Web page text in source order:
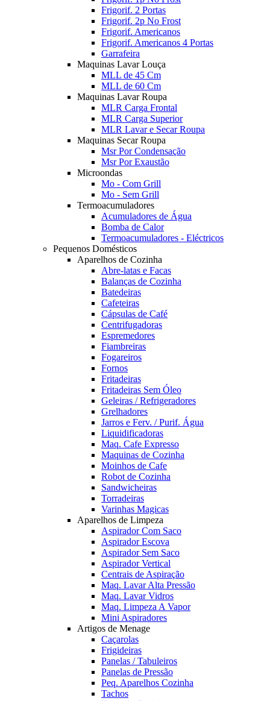
Frigorif. 2 Portas
Frigorif. 2p No Frost
Frigorif. Americanos
Frigorif. Americanos 4 Portas
Garrafeira
Maquinas Lavar Louça
MLL de 45 Cm
MLL de 60 Cm
Maquinas Lavar Roupa
MLR Carga Frontal
MLR Carga Superior
MLR Lavar e Secar Roupa
Maquinas Secar Roupa
Msr Por Condensação
Msr Por Exaustão
Microondas
Mo - Com Grill
Mo - Sem Grill
Termoacumuladores
Acumuladores de Água
Bomba de Calor
Termoacumuladores - Eléctricos
Pequenos Domésticos
Aparelhos de Cozinha
Abre-latas e Facas
Balanças de Cozinha
Batedeiras
Cafeteiras
Cápsulas de Café
Centrifugadoras
Espremedores
Fiambreiras
Fogareiros
Fornos
Fritadeiras
Fritadeiras Sem Óleo
Geleiras / Refrigeradores
Grelhadores
Jarros e Ferv. / Purif. Água
Liquidificadoras
Maq. Cafe Expresso
Maquinas de Cozinha
Moinhos de Cafe
Robot de Cozinha
Sandwicheiras
Torradeiras
Varinhas Magicas
Aparelhos de Limpeza
Aspirador Com Saco
Aspirador Escova
Aspirador Sem Saco
Aspirador Vertical
Centrais de Aspiração
Maq. Lavar Alta Pressão
Maq. Lavar Vidros
Maq. Limpeza A Vapor
Mini Aspiradores
Artigos de Menage
Caçarolas
Frigideiras
Panelas / Tabuleiros
Panelas de Pressão
Peq. Aparelhos Cozinha
Tachos